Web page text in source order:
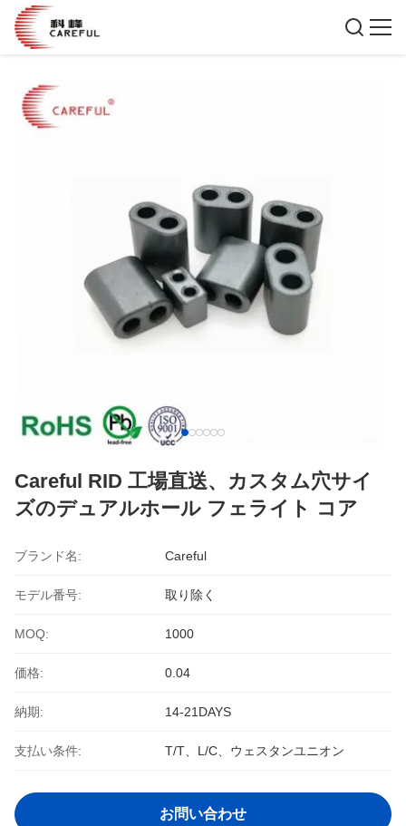
Careful RID 工場直送、カスタム穴サイ
ズのデュアルホール フェライト コア
ブランド名: Careful
モデル番号: 取り除く
MOQ: 1000
価格: 0.04
納期: 14-21DAYS
支払い条件: T/T、L/C、ウェスタンユニオン
お問い合わせ